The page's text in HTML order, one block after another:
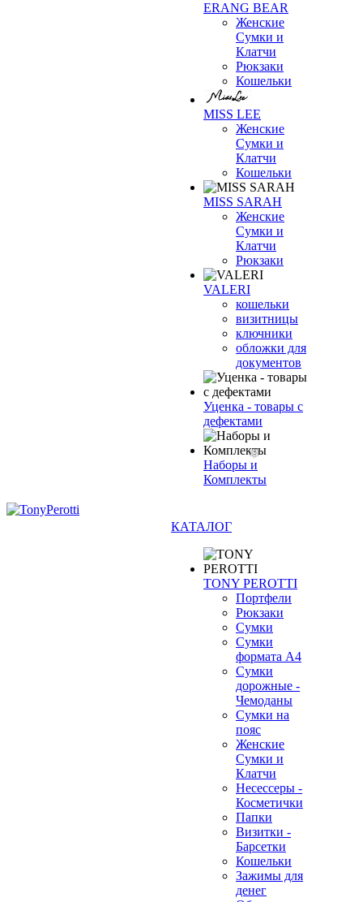
ERANG BEAR
Женские
Сумки и
Клатчи
Рюкзаки
Кошельки
MISS LEE
Женские
Сумки и
Клатчи
Кошельки
MISS SARAH
Женские
Сумки и
Клатчи
Рюкзаки
VALERI
кошельки
визитницы
ключники
обложки для
документов
Уценка - товары с
дефектами
Наборы и
Комплекты
КАТАЛОГ
TONY PEROTTI
Портфели
Рюкзаки
Сумки
Сумки
формата А4
Сумки
дорожные -
Чемоданы
Сумки на
пояс
Женские
Сумки и
Клатчи
Несессеры -
Косметички
Папки
Визитки -
Барсетки
Кошельки
Зажимы для
денег